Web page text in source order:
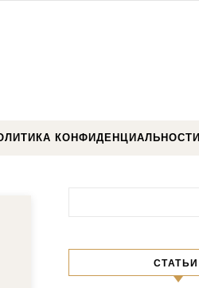
КОНФИДЕНЦИАЛЬНОСТИ
СТАТЬИ